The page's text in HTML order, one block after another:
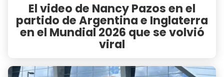
El video de Nancy Pazos en el
partido de Argentina e Inglaterra
en el Mundial 2026 que se volvió
viral